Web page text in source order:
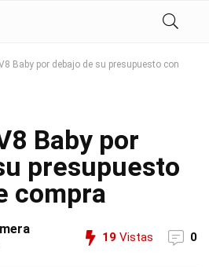
Baby por debajo de su presupuesto con
Baby por
presupuesto
compra
19 Vistas 0